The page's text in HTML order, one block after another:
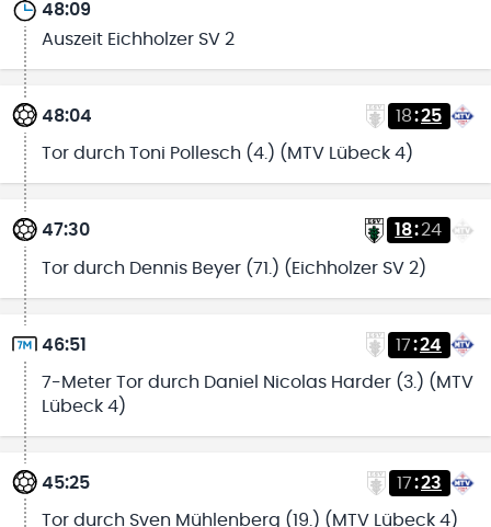
48:09
Auszeit Eichholzer SV 2
48:04 18:25
Tor durch Toni Pollesch (4.) (MTV Lübeck 4)
47:30 18:24
Tor durch Dennis Beyer (71.) (Eichholzer SV 2)
46:51 17:24
7-Meter Tor durch Daniel Nicolas Harder (3.) (MTV
Lübeck 4)
45:25 17:23
Tor durch Sven Mühlenberg (19.) (MTV Lübeck 4)